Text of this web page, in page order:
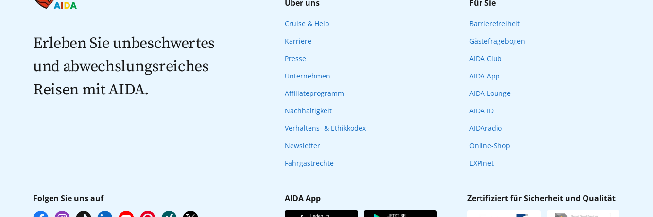
Erleben Sie unbeschwertes
und abwechslungsreiches
Reisen mit AIDA.
Folgen Sie uns auf
Über uns
Cruise & Help
Karriere
Presse
Unternehmen
Affiliateprogramm
Nachhaltigkeit
Verhaltens- & Ethikkodex
Newsletter
Fahrgastrechte
Für Sie
Barrierefreiheit
Gästefragebogen
AIDA Club
AIDA App
AIDA Lounge
AIDA ID
AIDAradio
Online-Shop
EXPInet
AIDA App Zertifiziert für Sicherheit und Qualität